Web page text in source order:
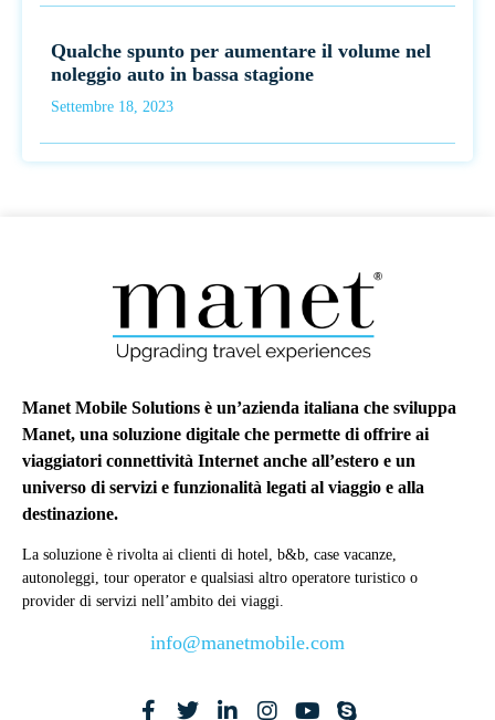
Qualche spunto per aumentare il volume nel
noleggio auto in bassa stagione
Settembre 18, 2023
Manet Mobile Solutions è un’azienda italiana che sviluppa
Manet, una soluzione digitale che permette di offrire ai
viaggiatori connettività Internet anche all’estero e un
universo di servizi e funzionalità legati al viaggio e alla
destinazione.
La soluzione è rivolta ai clienti di hotel, b&b, case vacanze,
autonoleggi, tour operator e qualsiasi altro operatore turistico o
provider di servizi nell’ambito dei viaggi.
info@manetmobile.com